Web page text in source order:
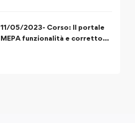
11/05/2023- Corso: Il portale
MEPA funzionalità e corretto